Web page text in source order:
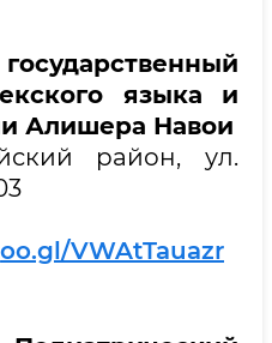
языка и
Алишера Навои
район, ул.
VWAtTauazr